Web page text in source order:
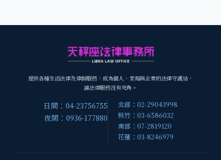
提供各種生活法律及律師服務，成為個人、家庭與企業的法律守護站，
讓法律服務沒有死角。
日間：04-23756755
夜間：0936-177880
北部：02-29043998
桃竹：03-6586032
南部：07-2819120
花蓮：03-8246979